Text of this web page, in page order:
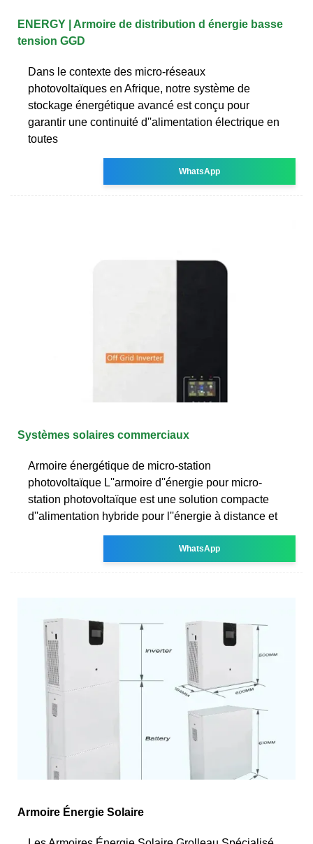
ENERGY | Armoire de distribution d énergie basse
tension GGD
Dans le contexte des micro-réseaux
photovoltaïques en Afrique, notre système de
stockage énergétique avancé est conçu pour
garantir une continuité d''alimentation électrique en
toutes
WhatsApp
Systèmes solaires commerciaux
Armoire énergétique de micro-station
photovoltaïque L''armoire d''énergie pour micro-
station photovoltaïque est une solution compacte
d''alimentation hybride pour l''énergie à distance et
WhatsApp
Armoire Énergie Solaire